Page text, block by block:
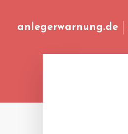
anlegerwarnung.de